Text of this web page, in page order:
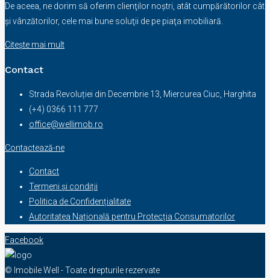
De aceea, ne dorim să oferim clienţilor noştri, atât cumpărătorilor cât
şi vânzătorilor, cele mai bune soluţii de pe piaţa imobiliară.
Citește mai mult
Contact
Strada Revoluției din Decembrie 13, Miercurea Ciuc, Harghita
(+4) 0366 111 777
office@wellimob.ro
Contactează-ne
Contact
Termeni și condiții
Politica de Confidențialitate
Autoritatea Națională pentru Protecția Consumatorilor
Facebook
© Imobile Well - Toate drepturile rezervate